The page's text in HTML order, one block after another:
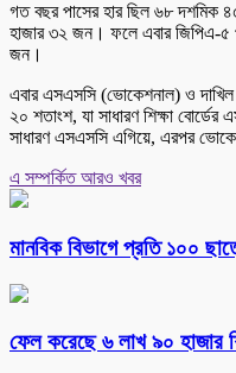
গত বছর পাসের হার ছিল ৬৮ দশমিক
হাজার ৩২ জন। ফলে এবার জিপিএ-৫
জন।
এবার এসএসসি (ভোকেশনাল) ও দাখিল
২০ শতাংশ, যা সাধারণ শিক্ষা
সাধারণ এসএসসি এগিয়ে, এরপর
এ সম্পর্কিত আরও খবর
মানবিক বিভাগে প্রতি ১০০
ফেল করেছে ৬ লাখ ৯০ হাজার